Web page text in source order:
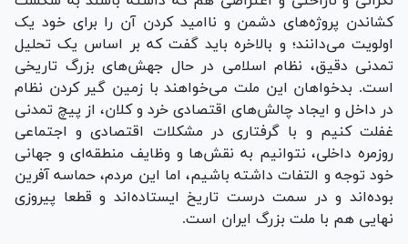
کشاندن پروژه‌های دشمن و ناامید کردن آن را برای خود یک
اولویت می‌دانند؛ و بالاخره باید گفت که بر اساس یک تحلیل
تمدنی دقیق، نظام اسلامی در حال جهش‌های بزرگ تاریخی
است. بدخواهان این ملت می‌خواهند با زمین گیر کردن نظام
در داخل و ایجاد چالش‌های اقتصادی خرد و کلان، از پیچ تمدنی
غفلت کنیم و با گرفتاری در مشکلات اقتصادی و اجتماعی
روزمره داخلی، نتوانیم به نقش‌ها و وظایف منطقه‌ای و جهانی
خود توجه و التفات داشته باشیم، اما این مردم، حماسه آفرین
بوده‌اند و در سمت درست تاریخ ایستاده‌اند و قطعا پیروزی
نهایی هم با ملت بزرگ ایران است.